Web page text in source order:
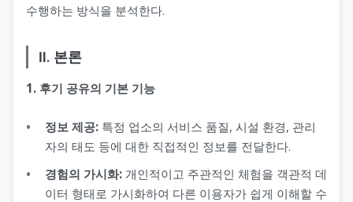
수행하는 방식을 분석한다.
Ⅱ. 본론
1. 후기 공유의 기본 기능
정보 제공: 특정 업소의 서비스 품질, 시설 환경, 관리
자의 태도 등에 대한 직접적인 정보를 전달한다.
경험의 가시화: 개인적이고 주관적인 체험을 객관적 데
이터 형태로 가시화하여 다른 이용자가 쉽게 이해할 수